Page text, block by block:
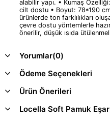
alabilir yapı. • Kumaş
cilt dostu • Boyut: 78*190
ürünlerde ton farklılıkları
çevre dostu yöntemlerle
önerilir, düşük ısıda
Yorumlar(0)
Ödeme Seçenekleri
Ürün Önerileri
Locella Soft Pamuk